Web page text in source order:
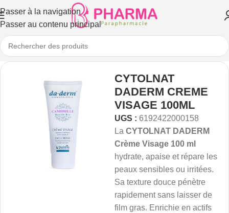
Passer à la navigation
Passer au contenu principal
CYTOLNAT
DADERM CREME
VISAGE 100ML
UGS : 6192422000158
La CYTOLNAT DADERM
Crème Visage 100 ml
hydrate, apaise et répare les
peaux sensibles ou irritées.
Sa texture douce pénètre
rapidement sans laisser de
film gras. Enrichie en actifs